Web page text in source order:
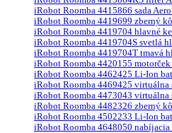
iRobot Roomba 4415866 sada
iRobot Roomba 4419699 zberný
iRobot Roomba 4419704 hlavné
iRobot Roomba 4419704S svetlá
iRobot Roomba 4419704T tmavá
iRobot Roomba 4420155
iRobot Roomba 4462425 Li-Ion
iRobot Roomba 4469425 virtuálna
iRobot Roomba 4473043 virtuálna
iRobot Roomba 4482326 zberný
iRobot Roomba 4502233 Li-Ion
iRobot Roomba 4648050 nabíjacia